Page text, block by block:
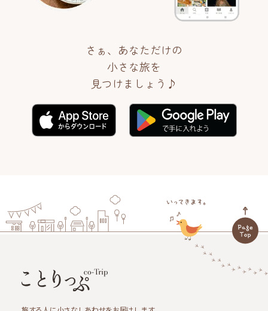
さぁ、あなただけの
小さな旅を
見つけましょう♪